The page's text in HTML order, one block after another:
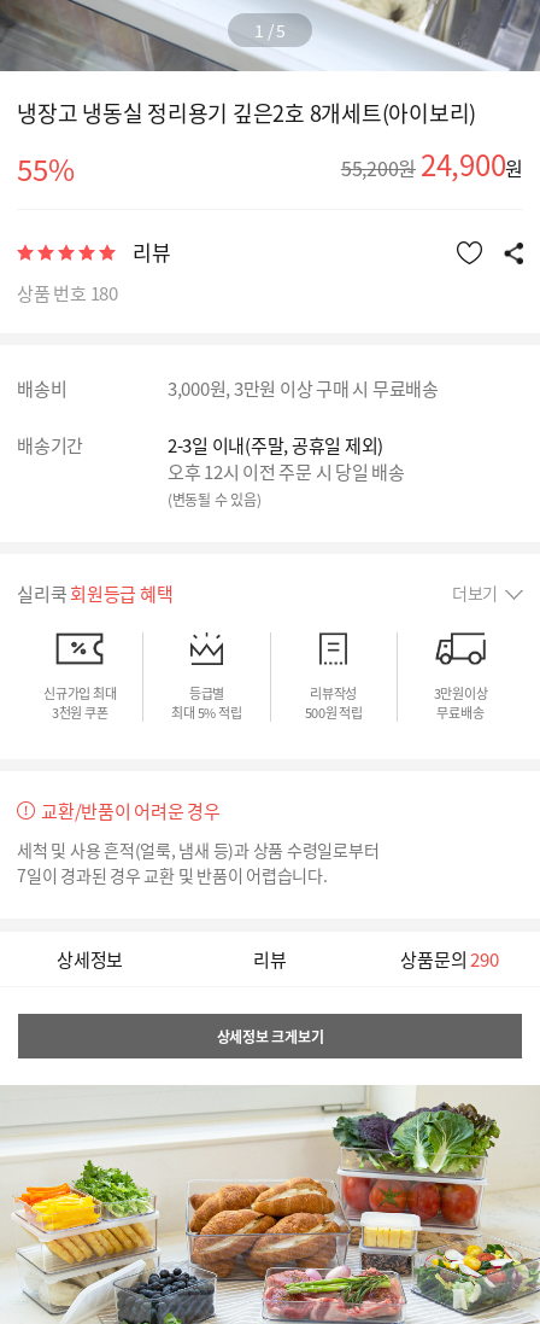
1 /5
냉장고 냉동실 정리용기 깊은2호 8개세트(아이보리)
55% 55,200원 24,900원
리뷰
상품 번호 180
배송비 3,000원, 3만원 이상 구매 시 무료배송
배송기간
2-3일 이내(주말, 공휴일 제외)
오후 12시 이전 주문 시 당일 배송
(변동될 수 있음)
실리쿡회원등급 혜택 더보기
신규가입 최대
3천원 쿠폰
등급별
최대 5% 적립
리뷰작성
500원 적립
3만원이상
무료배송
교환/반품이 어려운 경우
세척 및 사용 흔적(얼룩, 냄새 등)과 상품 수령일로부터
7일이 경과된 경우 교환 및 반품이 어렵습니다.
상세정보 리뷰 상품문의290
상세정보 크게보기